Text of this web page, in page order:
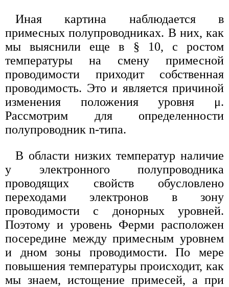
Иная картина наблюдается в
примесных полупроводниках. В них, как
мы выяснили еще в § 10, с ростом
температуры на смену примесной
проводимости приходит собственная
проводимость. Это и является причиной
изменения положения уровня μ.
Рассмотрим для определенности
полупроводник n-типа.
В области низких температур наличие
у электронного полупроводника
проводящих свойств обусловлено
переходами электронов в зону
проводимости с донорных уровней.
Поэтому и уровень Ферми расположен
посередине между примесным уровнем
и дном зоны проводимости. По мере
повышения температуры происходит, как
мы знаем, истощение примесей, а при